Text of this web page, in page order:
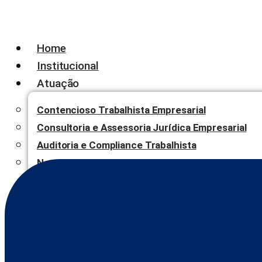
Home
Institucional
Atuação
Contencioso Trabalhista Empresarial
Consultoria e Assessoria Jurídica Empresarial
Auditoria e Compliance Trabalhista
Negociação, Mediação e Arbitragem